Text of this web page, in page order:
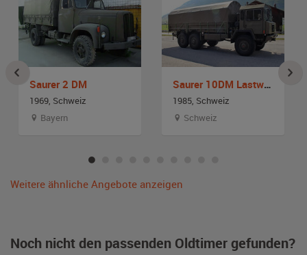
Saurer 2 DM
1969, Schweiz
Bayern
Saurer 10DM Lastwagen 10t GL 6x6
1985, Schweiz
Schweiz
Weitere ähnliche Angebote anzeigen
Noch nicht den passenden Oldtimer gefunden?